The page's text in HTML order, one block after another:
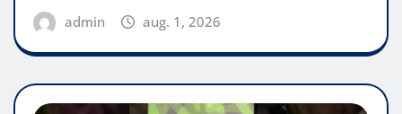
admin aug. 1, 2026